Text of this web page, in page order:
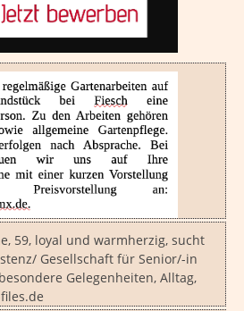
59, loyal und warmherzig, sucht
Gesellschaft für Senior/-in
Gelegenheiten, Alltag,